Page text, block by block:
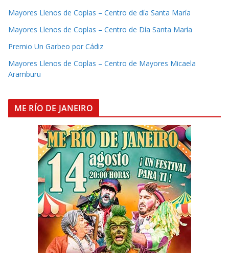
Mayores Llenos de Coplas – Centro de día Santa María
Mayores Llenos de Coplas – Centro de Día Santa María
Premio Un Garbeo por Cádiz
Mayores Llenos de Coplas – Centro de Mayores Micaela
Aramburu
ME RÍO DE JANEIRO